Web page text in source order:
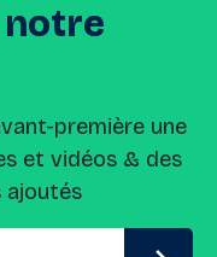
notre
première une
et vidéos & des
ajoutés